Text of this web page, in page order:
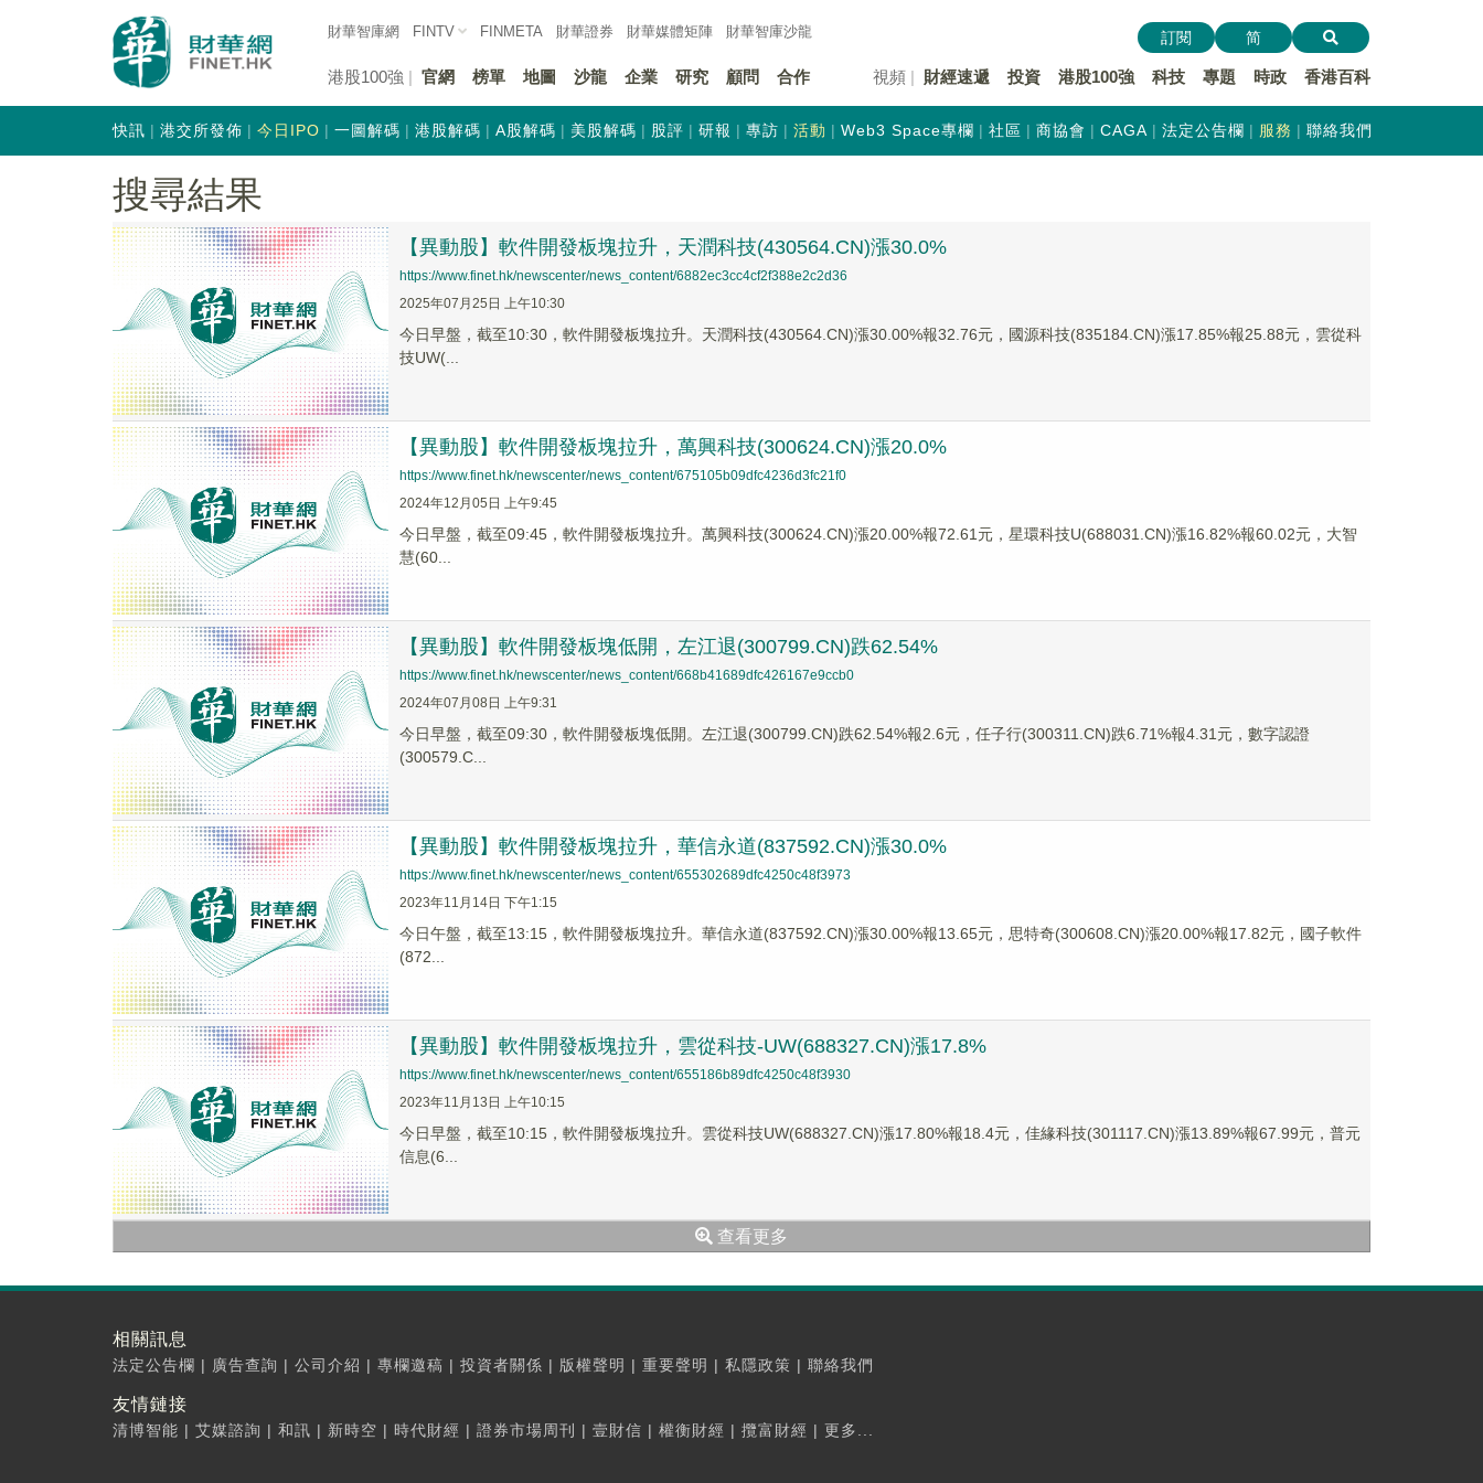
財華智庫網 FINTV FINMETA 財華證券 財華媒體矩陣 財華智庫沙龍
港股100強 官網 榜單 地圖 沙龍 企業 研究 顧問 合作 視頻 財經速遞 投資 港股100強 科技 專題 時政 香港百科
訂閱 简
快訊 港交所發佈 今日IPO 一圖解碼 港股解碼 A股解碼 美股解碼 股評 研報 專訪 活動 Web3 Space專欄 社區 商協會 CAGA 法定公告欄 服務 聯絡我們
搜尋結果
【異動股】軟件開發板塊拉升，天潤科技(430564.CN)漲30.0%
https://www.finet.hk/newscenter/news_content/6882ec3cc4cf2f388e2c2d36
2025年07月25日 上午10:30
今日早盤，截至10:30，軟件開發板塊拉升。天潤科技(430564.CN)漲30.00%報32.76元，國源科技(835184.CN)漲17.85%報25.88元，雲從科
技UW(...
【異動股】軟件開發板塊拉升，萬興科技(300624.CN)漲20.0%
https://www.finet.hk/newscenter/news_content/675105b09dfc4236d3fc21f0
2024年12月05日 上午9:45
今日早盤，截至09:45，軟件開發板塊拉升。萬興科技(300624.CN)漲20.00%報72.61元，星環科技U(688031.CN)漲16.82%報60.02元，大智
慧(60...
【異動股】軟件開發板塊低開，左江退(300799.CN)跌62.54%
https://www.finet.hk/newscenter/news_content/668b41689dfc426167e9ccb0
2024年07月08日 上午9:31
今日早盤，截至09:30，軟件開發板塊低開。左江退(300799.CN)跌62.54%報2.6元，任子行(300311.CN)跌6.71%報4.31元，數字認證
(300579.C...
【異動股】軟件開發板塊拉升，華信永道(837592.CN)漲30.0%
https://www.finet.hk/newscenter/news_content/655302689dfc4250c48f3973
2023年11月14日 下午1:15
今日午盤，截至13:15，軟件開發板塊拉升。華信永道(837592.CN)漲30.00%報13.65元，思特奇(300608.CN)漲20.00%報17.82元，國子軟件
(872...
【異動股】軟件開發板塊拉升，雲從科技-UW(688327.CN)漲17.8%
https://www.finet.hk/newscenter/news_content/655186b89dfc4250c48f3930
2023年11月13日 上午10:15
今日早盤，截至10:15，軟件開發板塊拉升。雲從科技UW(688327.CN)漲17.80%報18.4元，佳緣科技(301117.CN)漲13.89%報67.99元，普元
信息(6...
查看更多
相關訊息
法定公告欄 | 廣告查詢 | 公司介紹 | 專欄邀稿 | 投資者關係 | 版權聲明 | 重要聲明 | 私隱政策 | 聯絡我們
友情鏈接
清博智能 | 艾媒諮詢 | 和訊 | 新時空 | 時代財經 | 證券市場周刊 | 壹財信 | 權衡財經 | 攬富財經 | 更多...